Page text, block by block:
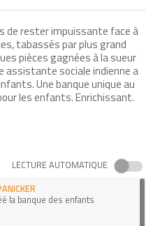
de rester impuissante face à
tabassés par plus grand
pièces gagnées à la sueur
sociale indienne a
Une banque unique au
les enfants. Enrichissant.
LECTURE AUTOMATIQUE
la banque des enfants